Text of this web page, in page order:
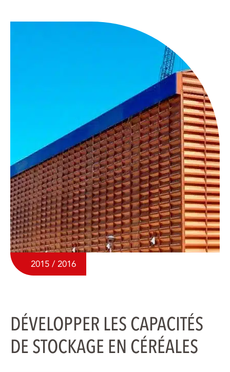
2015 / 2016
DÉVELOPPER LES CAPACITÉS
DE STOCKAGE EN CÉRÉALES